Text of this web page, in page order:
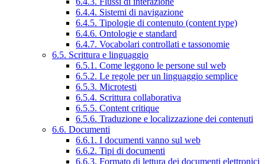
6.4.4. Sistemi di navigazione
6.4.5. Tipologie di contenuto (content type)
6.4.6. Ontologie e standard
6.4.7. Vocabolari controllati e tassonomie
6.5. Scrittura e linguaggio
6.5.1. Come leggono le persone sul web
6.5.2. Le regole per un linguaggio semplice
6.5.3. Microtesti
6.5.4. Scrittura collaborativa
6.5.5. Content critique
6.5.6. Traduzione e localizzazione dei contenuti
6.6. Documenti
6.6.1. I documenti vanno sul web
6.6.2. Tipi di documenti
6.6.3. Formato di lettura dei documenti elettronici